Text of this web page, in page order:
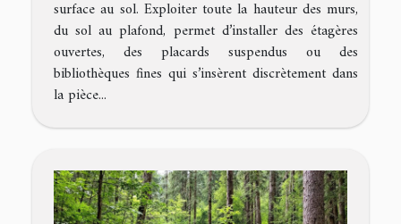
surface au sol. Exploiter toute la hauteur des murs,
du sol au plafond, permet d’installer des étagères
ouvertes, des placards suspendus ou des
bibliothèques fines qui s’insèrent discrètement dans
la pièce...